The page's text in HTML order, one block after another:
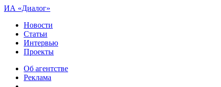
ИА «Диалог»
Новости
Статьи
Интервью
Проекты
Об агентстве
Реклама